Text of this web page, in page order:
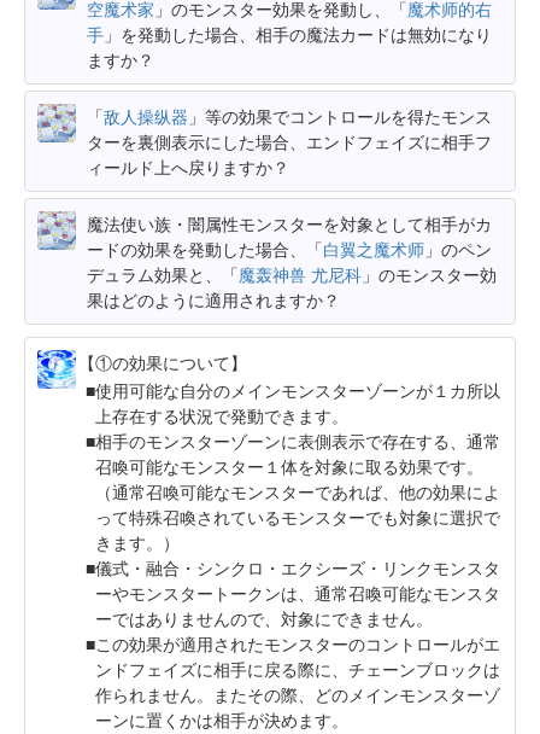
空魔术家 」のモンスター効果を発動し、「魔术师的右
手 」を発動した場合、相手の魔法カードは無効になり
ますか？
「敌人操纵器 」等の効果でコントロールを得たモンス
ターを裏側表示にした場合、エンドフェイズに相手フ
ィールド上へ戻りますか？
魔法使い族・闇属性モンスターを対象として相手がカ
ードの効果を発動した場合、「白翼之魔术师 」のペン
デュラム効果と、「魔轰神兽 尤尼科 」のモンスター効
果はどのように適用されますか？
【①の効果について】
使用可能な自分のメインモンスターゾーンが１カ所以
上存在する状況で発動できます。
相手のモンスターゾーンに表側表示で存在する、通常
召喚可能なモンスター１体を対象に取る効果です。
（通常召喚可能なモンスターであれば、他の効果によ
って特殊召喚されているモンスターでも対象に選択で
きます。）
儀式・融合・シンクロ・エクシーズ・リンクモンスタ
ーやモンスタートークンは、通常召喚可能なモンスタ
ーではありませんので、対象にできません。
この効果が適用されたモンスターのコントロールがエ
ンドフェイズに相手に戻る際に、チェーンブロックは
作られません。またその際、どのメインモンスターゾ
ーンに置くかは相手が決めます。